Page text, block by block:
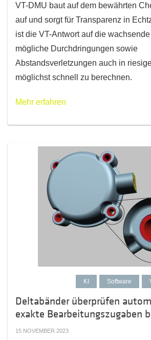
VT-DMU baut auf dem bewährten
auf und sorgt für Transparenz in
ist die VT-Antwort auf die
mögliche Durchdringungen sowie
Abstandsverletzungen auch in
möglichst schnell zu berechnen.
Mehr erfahren
KI Software
Deltabänder überprüfen
exakte Bearbeitungszugaben
15 NOVEMBER 2023